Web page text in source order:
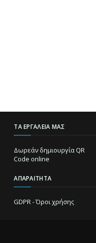
ΤΑ ΕΡΓΑΛΕΊΑ ΜΑΣ
Δωρεάν δημιουργία QR
Code online
ΑΠΑΡΑΊΤΗΤΑ
GDPR - Όροι χρήσης